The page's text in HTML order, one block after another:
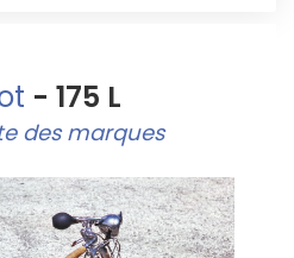
- 175 L
des marques